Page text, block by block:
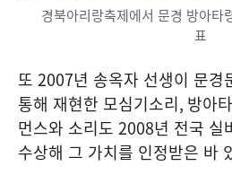
경북아리랑축제에서 문경 방아타
표
또 2007년 송옥자 선생이 문경
통해 재현한 모심기소리, 방아
먼스와 소리도 2008년 전국 실
수상해 그 가치를 인정받은 바